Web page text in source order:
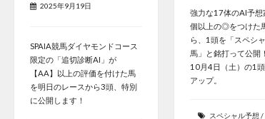
強力な17体のAI予
個以上の◎をつけた
ら、1頭を「スペシ
馬」と銘打って公
10月4日（土）の1
アップ。
スペシャル予想 /
2025年9月19日
SPAIA競馬ダイヤモンドコース
限定の「追切診断AI」が
【AA】以上の評価を付けた馬
を明日のレースから3頭、特別
に公開します！